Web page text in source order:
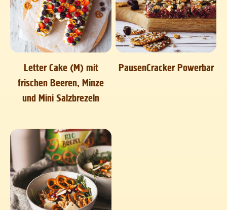
Letter Cake (M) mit
frischen Beeren, Minze
und Mini Salzbrezeln
PausenCracker Powerbar